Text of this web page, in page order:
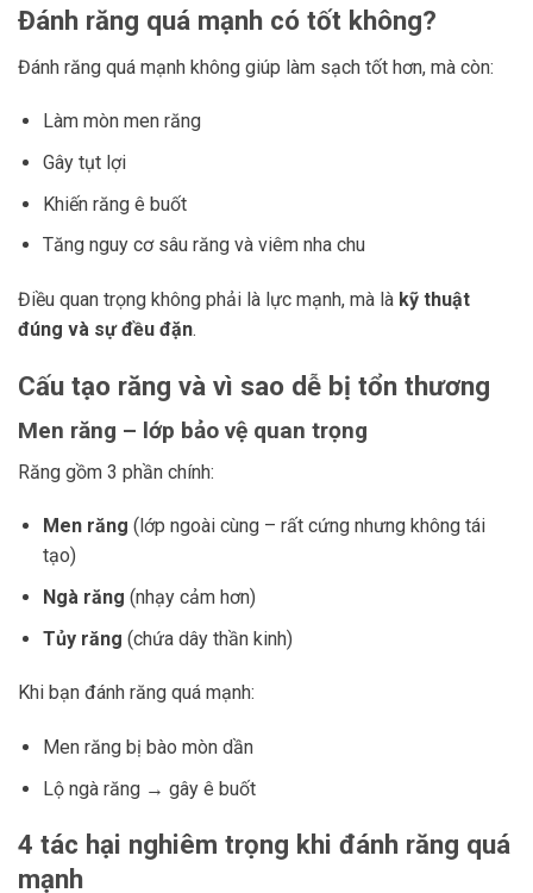
Đánh răng quá mạnh có tốt không?
Đánh răng quá mạnh không giúp làm sạch tốt hơn, mà còn:
Làm mòn men răng
Gây tụt lợi
Khiến răng ê buốt
Tăng nguy cơ sâu răng và viêm nha chu
Điều quan trọng không phải là lực mạnh, mà là kỹ thuật
đúng và sự đều đặn.
Cấu tạo răng và vì sao dễ bị tổn thương
Men răng – lớp bảo vệ quan trọng
Răng gồm 3 phần chính:
Men răng (lớp ngoài cùng – rất cứng nhưng không tái
tạo)
Ngà răng (nhạy cảm hơn)
Tủy răng (chứa dây thần kinh)
Khi bạn đánh răng quá mạnh:
Men răng bị bào mòn dần
Lộ ngà răng → gây ê buốt
4 tác hại nghiêm trọng khi đánh răng quá
mạnh